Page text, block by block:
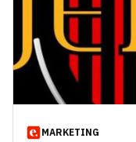
MARKETING